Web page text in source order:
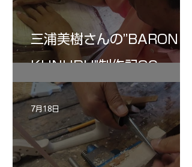
三浦美樹さんの”BARON・
KUNUPU"制作記30
7月18日